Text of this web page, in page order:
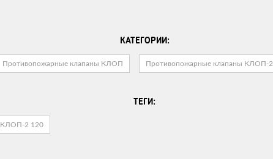
КАТЕГОРИИ:
Противопожарные клапаны КЛОП Противопожарные клапаны КЛОП-2
ТЕГИ:
КЛОП-2 120